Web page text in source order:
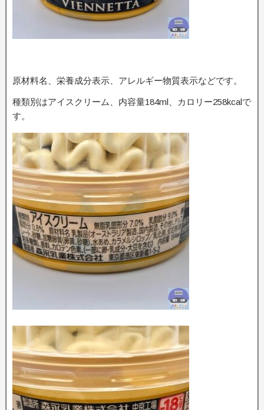
原材料名、栄養成分表示、アレルギー物質表示などです。
種類別はアイスクリーム、内容量184ml、カロリー258kcalで
す。